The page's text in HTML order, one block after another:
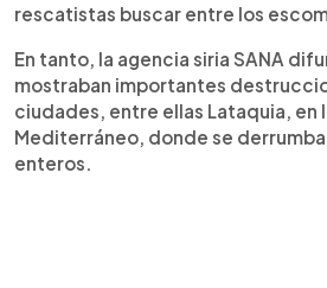
rescatistas buscar entre los
En tanto, la agencia siria SANA
mostraban importantes
ciudades, entre ellas Lataquia, en
Mediterráneo, donde se
enteros.